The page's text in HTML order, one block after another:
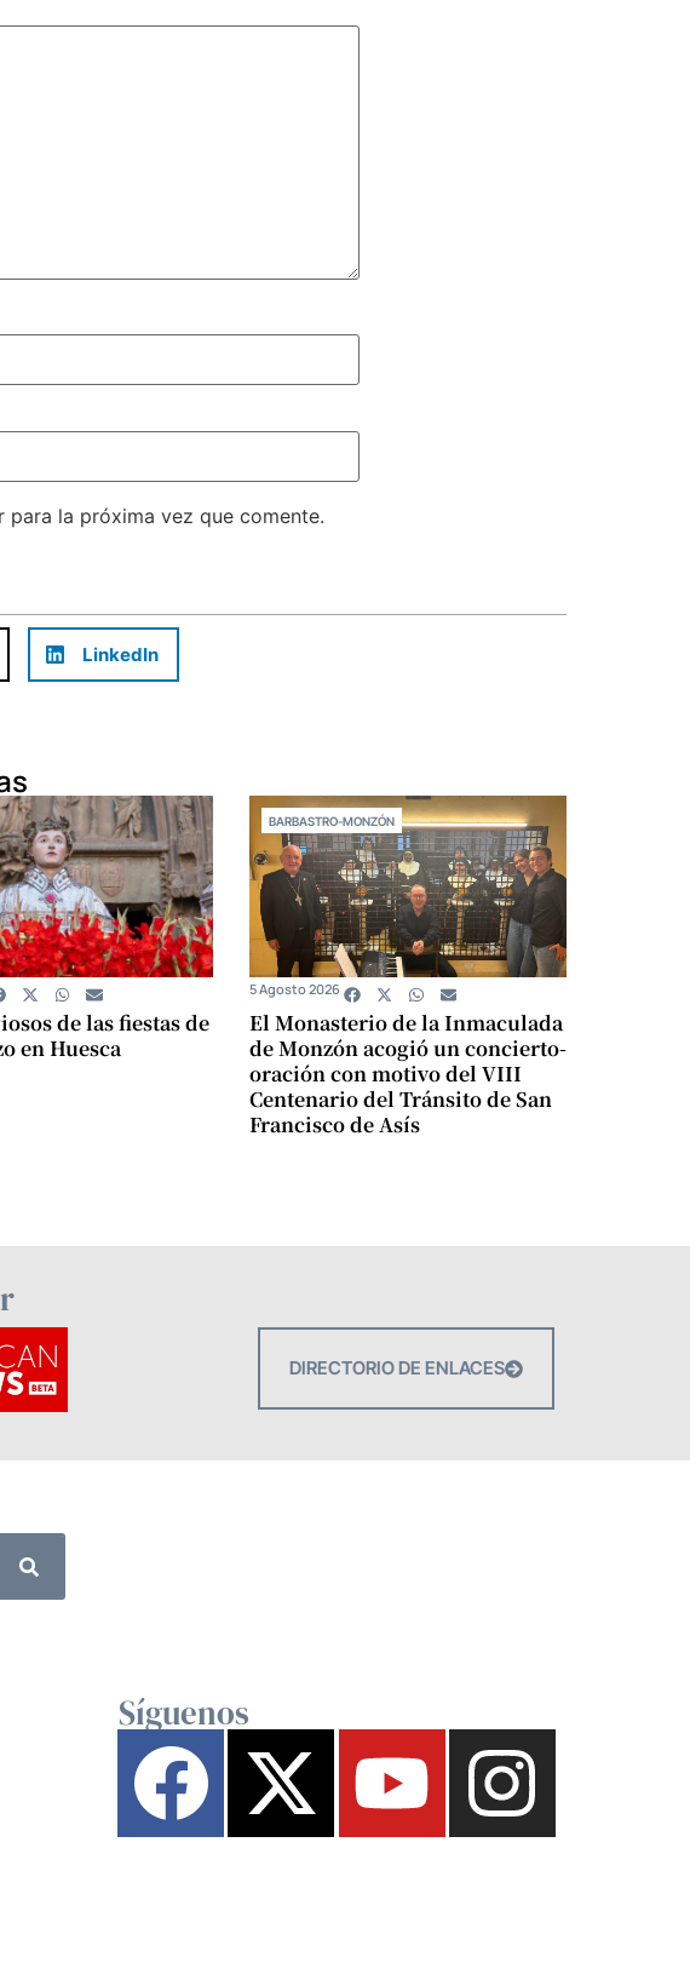
la próxima vez que comente.
LinkedIn
de las fiestas de
en Huesca
BARBASTRO-MONZÓN
El Monasterio de la Inmaculada
de Monzón acogió un concierto-
oración con motivo del VIII
Centenario del Tránsito de San
Francisco de Asís
5 Agosto 2026
DIRECTORIO DE ENLACES
Síguenos